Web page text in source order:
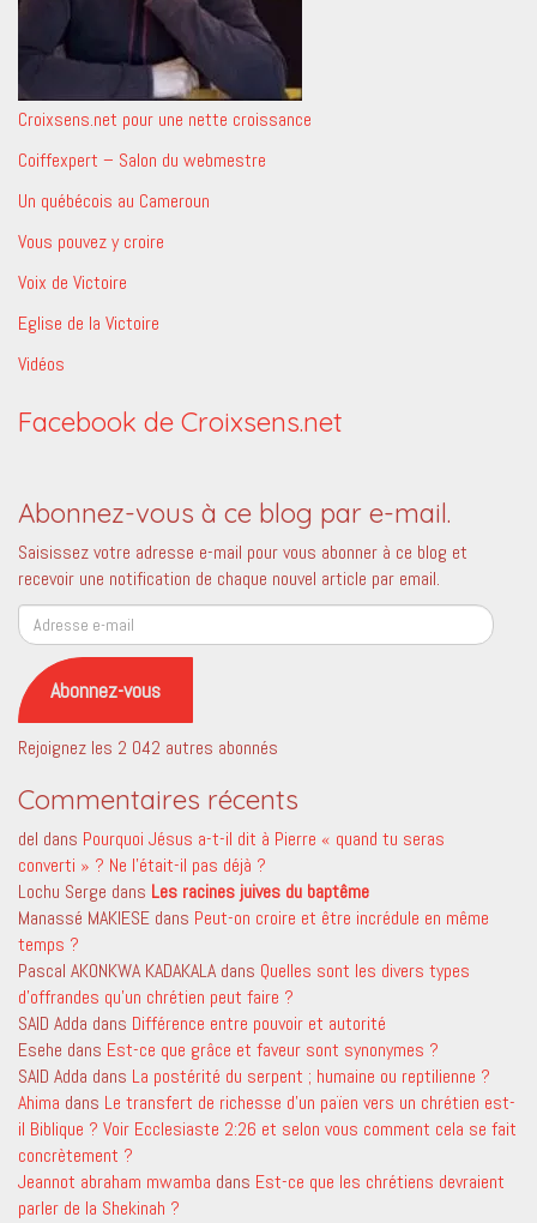
Croixsens.net pour une nette croissance
Coiffexpert – Salon du webmestre
Un québécois au Cameroun
Vous pouvez y croire
Voix de Victoire
Eglise de la Victoire
Vidéos
Facebook de Croixsens.net
Abonnez-vous à ce blog par e-mail.
Saisissez votre adresse e-mail pour vous abonner à ce blog et
recevoir une notification de chaque nouvel article par email.
Adresse
e-
mail
Abonnez-vous
Rejoignez les 2 042 autres abonnés
Commentaires récents
del dans Pourquoi Jésus a-t-il dit à Pierre « quand tu seras
converti » ? Ne l’était-il pas déjà ?
Lochu Serge dans Les racines juives du baptême
Manassé MAKIESE dans Peut-on croire et être incrédule en même
temps ?
Pascal AKONKWA KADAKALA dans Quelles sont les divers types
d’offrandes qu’un chrétien peut faire ?
SAID Adda dans Différence entre pouvoir et autorité
Esehe dans Est-ce que grâce et faveur sont synonymes ?
SAID Adda dans La postérité du serpent ; humaine ou reptilienne ?
Ahima dans Le transfert de richesse d’un païen vers un chrétien est-
il Biblique ? Voir Ecclesiaste 2:26 et selon vous comment cela se fait
concrètement ?
Jeannot abraham mwamba dans Est-ce que les chrétiens devraient
parler de la Shekinah ?